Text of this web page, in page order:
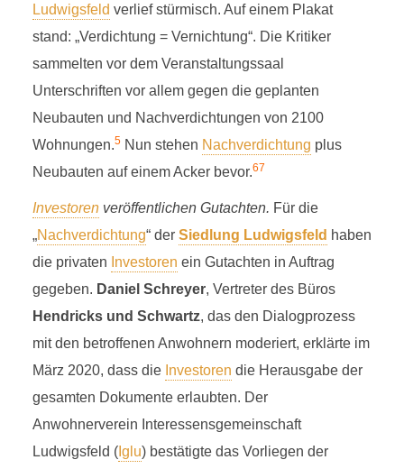
Ludwigsfeld verlief stürmisch. Auf einem Plakat
stand: „Verdichtung = Vernichtung“. Die Kritiker
sammelten vor dem Veranstaltungssaal
Unterschriften vor allem gegen die geplanten
Neubauten und Nachverdichtungen von 2100
Wohnungen.5Nun stehen Nachverdichtung plus
Neubauten auf einem Acker bevor.67
Investorenveröffentlichen Gutachten. Für die
„Nachverdichtung“ der Siedlung Ludwigsfeld haben
die privaten Investoren ein Gutachten in Auftrag
gegeben. Daniel Schreyer, Vertreter des Büros
Hendricks und Schwartz, das den Dialogprozess
mit den betroffenen Anwohnern moderiert, erklärte im
März 2020, dass die Investoren die Herausgabe der
gesamten Dokumente erlaubten. Der
Anwohnerverein Interessensgemeinschaft
Ludwigsfeld (Iglu) bestätigte das Vorliegen der